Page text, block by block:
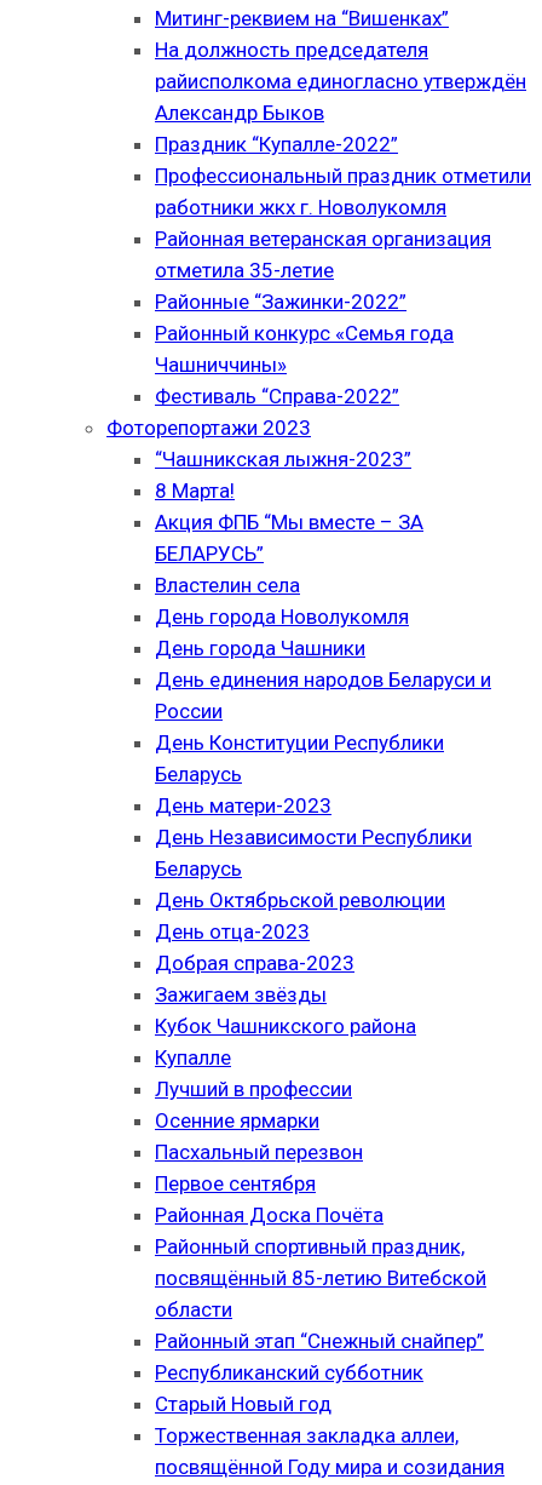
Митинг-реквием на “Вишенках”
На должность председателя
райисполкома единогласно утверждён
Александр Быков
Праздник “Купалле-2022”
Профессиональный праздник отметили
работники жкх г. Новолукомля
Районная ветеранская организация
отметила 35-летие
Районные “Зажинки-2022”
Районный конкурс «Семья года
Чашниччины»
Фестиваль “Справа-2022”
Фоторепортажи 2023
“Чашникская лыжня-2023”
8 Марта!
Акция ФПБ “Мы вместе – ЗА
БЕЛАРУСЬ”
Властелин села
День города Новолукомля
День города Чашники
День единения народов Беларуси и
России
День Конституции Республики
Беларусь
День матери-2023
День Независимости Республики
Беларусь
День Октябрьской революции
День отца-2023
Добрая справа-2023
Зажигаем звёзды
Кубок Чашникского района
Купалле
Лучший в профессии
Осенние ярмарки
Пасхальный перезвон
Первое сентября
Районная Доска Почёта
Районный спортивный праздник,
посвящённый 85-летию Витебской
области
Районный этап “Снежный снайпер”
Республиканский субботник
Старый Новый год
Торжественная закладка аллеи,
посвящённой Году мира и созидания